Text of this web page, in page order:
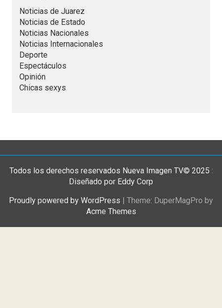
Noticias de Juarez
Noticias de Estado
Noticias Nacionales
Noticias Internacionales
Deporte
Espectáculos
Opinión
Chicas sexys
Todos los derechos reservados Nueva Imagen TV© 2025 :
Diseñado por Eddy Corp
Proudly powered by WordPress | Theme: DuperMagPro by
Acme Themes